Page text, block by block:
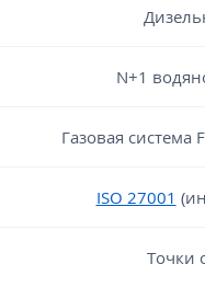
N+1
Газовая система
ISO 27001
Точки